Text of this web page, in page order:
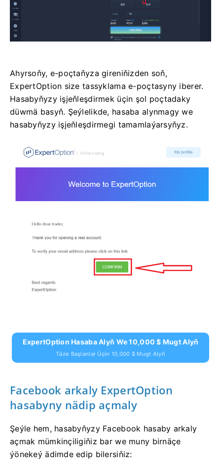
Ahyrsoňy, e-poçtaňyza gireniňizden soň,
ExpertOption size tassyklama e-poçtasyny iberer.
Hasabyňyzy işjeňleşdirmek üçin şol poçtadaky
düwmä basyň. Şeýlelikde, hasaba alynmagy we
hasabyňyzy işjeňleşdirmegi tamamlaýarsyňyz.
ExpertOption Hasaba Alyň We 10,000 $ Mugt Alyň
Täze Başlanlar Üçin 10,000 $ Mugt Alyň
Facebook arkaly ExpertOption
hasabyny nädip açmaly
Şeýle hem, hasabyňyzy Facebook hasaby arkaly
açmak mümkinçiligiňiz bar we muny birnäçe
ýönekeý ädimde edip bilersiňiz: